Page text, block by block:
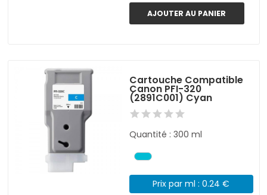
AJOUTER AU PANIER
Cartouche Compatible
Canon PFI-320
(2891C001) Cyan
Quantité : 300 ml
Prix par ml : 0.24 €